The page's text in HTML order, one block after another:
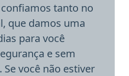
tanto no
que damos uma
para você
e sem
você não estiver